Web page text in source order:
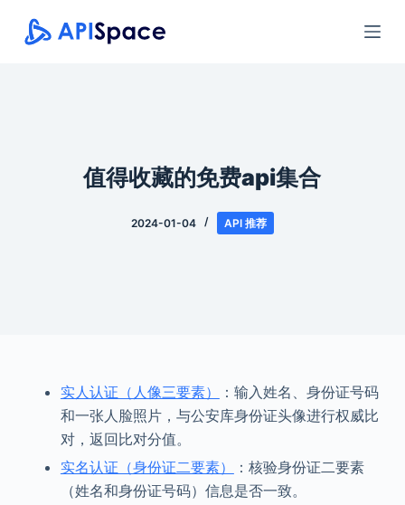
跳
过
值得收藏的免费api集合
2024-01-04 API 推荐
实人认证（人像三要素）
：输入姓名、身份证号码
和一张人脸照片，与公安库身份证头像进行权威比
对，返回比对分值。
实名认证（身份证二要素）
：核验身份证二要素
（姓名和身份证号码）信息是否一致。